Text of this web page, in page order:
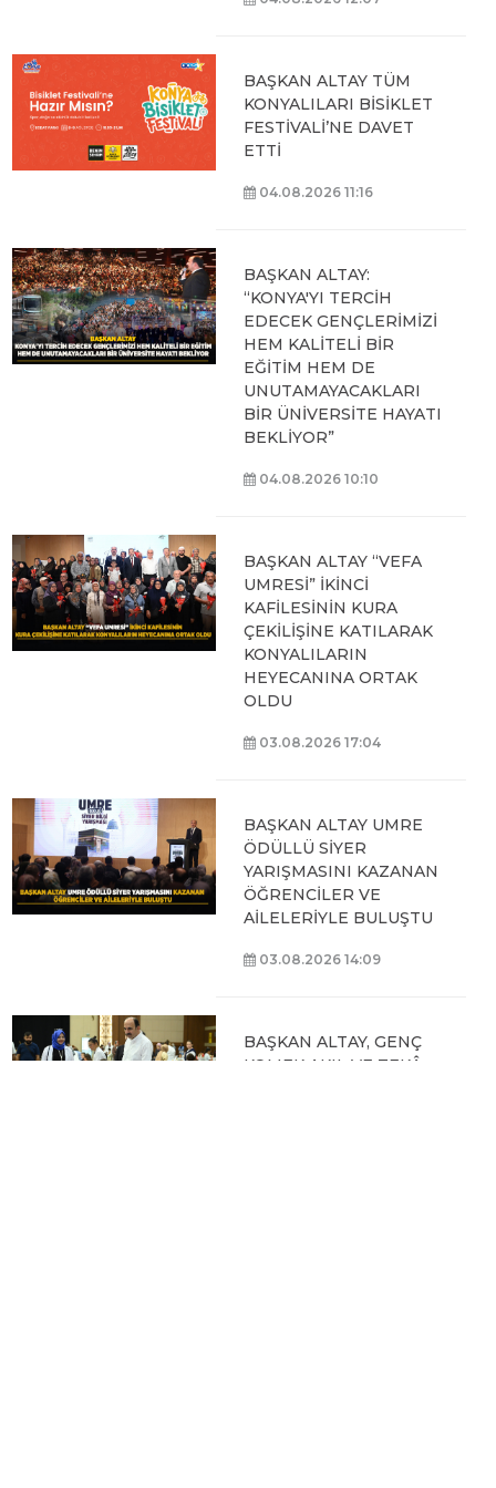
BAŞKAN ALTAY TÜM
KONYALILARI BİSİKLET
FESTİVALİ’NE DAVET
ETTİ
04.08.2026 11:16
BAŞKAN ALTAY:
“KONYA'YI TERCİH
EDECEK GENÇLERİMİZİ
HEM KALİTELİ BİR
EĞİTİM HEM DE
UNUTAMAYACAKLARI
BİR ÜNİVERSİTE HAYATI
BEKLİYOR”
04.08.2026 10:10
BAŞKAN ALTAY “VEFA
UMRESİ” İKİNCİ
KAFİLESİNİN KURA
ÇEKİLİŞİNE KATILARAK
KONYALILARIN
HEYECANINA ORTAK
OLDU
03.08.2026 17:04
BAŞKAN ALTAY UMRE
ÖDÜLLÜ SİYER
YARIŞMASINI KAZANAN
ÖĞRENCİLER VE
AİLELERİYLE BULUŞTU
03.08.2026 14:09
BAŞKAN ALTAY, GENÇ
KOMEK AKIL VE ZEKÂ